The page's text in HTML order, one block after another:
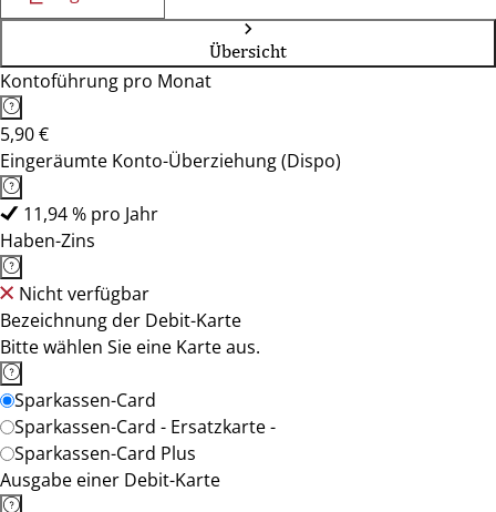
Übersicht
Kontoführung pro Monat
5,90 €
Eingeräumte Konto-Überziehung (Dispo)
11,94 % pro Jahr
Haben-Zins
Nicht verfügbar
Bezeichnung der Debit-Karte
Bitte wählen Sie eine Karte aus.
Sparkassen-Card
Sparkassen-Card - Ersatzkarte -
Sparkassen-Card Plus
Ausgabe einer Debit-Karte